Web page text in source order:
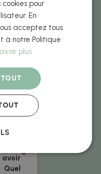
de
pour
En
acceptez tous
à notre Politique
plus
TOUT